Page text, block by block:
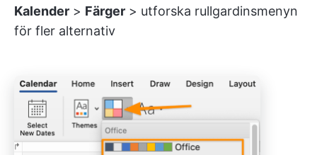
Kalender > Färger > utforska rullgardinsmenyn
för fler alternativ